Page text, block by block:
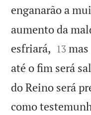
enganarão a
aumento da
esfriará, 

13
até o fim será
do Reino será
como